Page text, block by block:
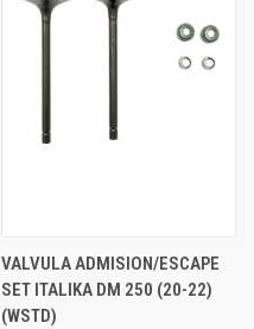
VALVULA ADMISION/ESCAPE
SET ITALIKA DM 250 (20-22)
(WSTD)